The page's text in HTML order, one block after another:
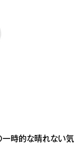
一時的な晴れない気